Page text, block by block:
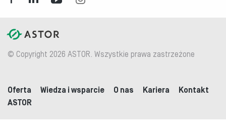
© Copyright 2026 ASTOR. Wszystkie prawa zastrzeżone
Oferta Wiedza i wsparcie O nas Kariera
Kontakt
ASTOR